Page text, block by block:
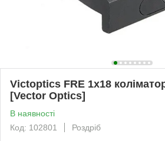
Victoptics FRE 1x18
[Vector Optics]
В наявності
Код: 102801
Роздріб